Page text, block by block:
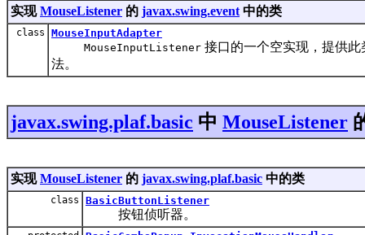
实现MouseListener 的 javax.swing.event 中的类
class
MouseInputAdapter
MouseInputListener 接口的一个空实现，提供
法。
javax.swing.plaf.basic 中 MouseListener
实现MouseListener 的 javax.swing.plaf.basic 中的类
class BasicButtonListener
按钮侦听器。